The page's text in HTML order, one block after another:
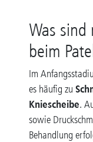
Was sind
beim
Im
es häufig zu
Kniescheibe.
sowie
Behandlung